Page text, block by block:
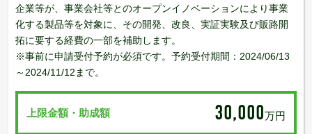
企業等が、事業会社等とのオープンイノベーションにより事業
化する製品等を対象に、その開発、改良、実証実験及び販路開
拓に要する経費の一部を補助します。
※事前に申請受付予約が必須です。予約受付期間：2024/06/13
～2024/11/12まで。
上限金額・助成額 30,000万円